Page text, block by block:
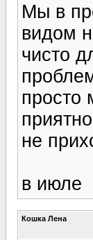
Мы в
видом
чисто
просто
не
в июле
Кошка Лена